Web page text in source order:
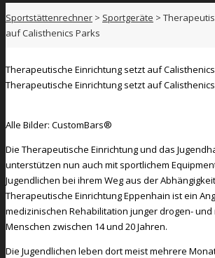
Sportstättenrechner > Sportgeräte >
auf Calisthenics Parks
Therapeutische Einrichtung setzt auf
Therapeutische Einrichtung setzt auf
Alle Bilder: CustomBars®
Die Therapeutische Einrichtung und das
unterstützen nun auch mit sportlichem
Jugendlichen bei ihrem Weg aus der
Therapeutische Einrichtung Eppenhain ist ein
medizinischen Rehabilitation junger drogen-
Menschen zwischen 14 und 20 Jahren.
Die Jugendlichen leben dort meist mehrere